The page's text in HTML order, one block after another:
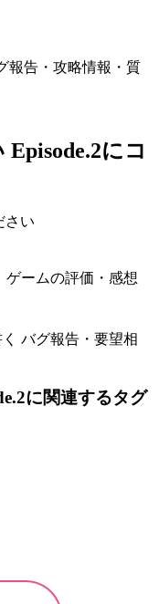
報告・攻略情報・質
にコ
さい
ゲームの評価・感想
バグ報告・要望相
に関連するタグ